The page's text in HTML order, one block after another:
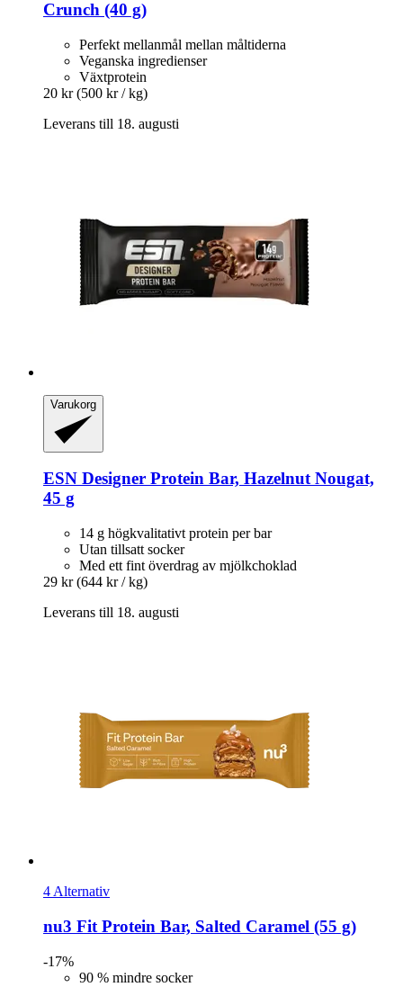
Crunch (40 g)
Perfekt mellanmål mellan måltiderna
Veganska ingredienser
Växtprotein
20 kr (500 kr / kg)
Leverans till 18. augusti
Varukorg
ESN Designer Protein Bar, Hazelnut Nougat,
45 g
14 g högkvalitativt protein per bar
Utan tillsatt socker
Med ett fint överdrag av mjölkchoklad
29 kr (644 kr / kg)
Leverans till 18. augusti
4 Alternativ
nu3 Fit Protein Bar, Salted Caramel (55 g)
-17%
90 % mindre socker